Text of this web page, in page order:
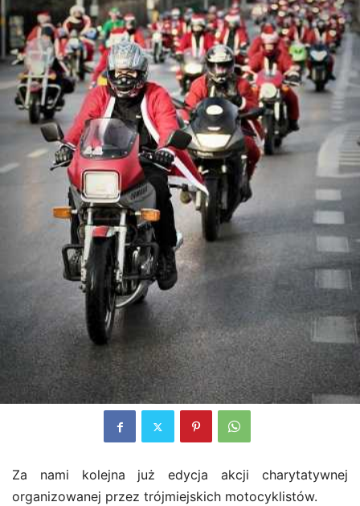
Za nami kolejna już edycja akcji charytatywnej
organizowanej przez trójmiejskich motocyklistów.